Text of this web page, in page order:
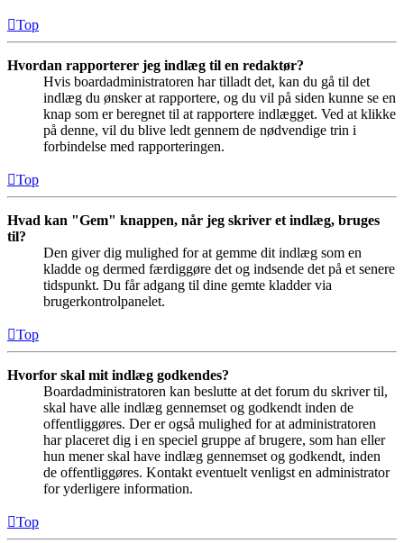
Top
Hvordan rapporterer jeg indlæg til en redaktør?
Hvis boardadministratoren har tilladt det, kan du gå til det
indlæg du ønsker at rapportere, og du vil på siden kunne se en
knap som er beregnet til at rapportere indlægget. Ved at klikke
på denne, vil du blive ledt gennem de nødvendige trin i
forbindelse med rapporteringen.
Top
Hvad kan "Gem" knappen, når jeg skriver et indlæg, bruges
til?
Den giver dig mulighed for at gemme dit indlæg som en
kladde og dermed færdiggøre det og indsende det på et senere
tidspunkt. Du får adgang til dine gemte kladder via
brugerkontrolpanelet.
Top
Hvorfor skal mit indlæg godkendes?
Boardadministratoren kan beslutte at det forum du skriver til,
skal have alle indlæg gennemset og godkendt inden de
offentliggøres. Der er også mulighed for at administratoren
har placeret dig i en speciel gruppe af brugere, som han eller
hun mener skal have indlæg gennemset og godkendt, inden
de offentliggøres. Kontakt eventuelt venligst en administrator
for yderligere information.
Top